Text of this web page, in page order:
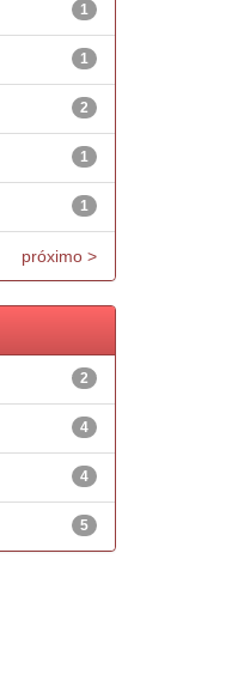
1
1
2
1
1
próximo >
2
4
4
5